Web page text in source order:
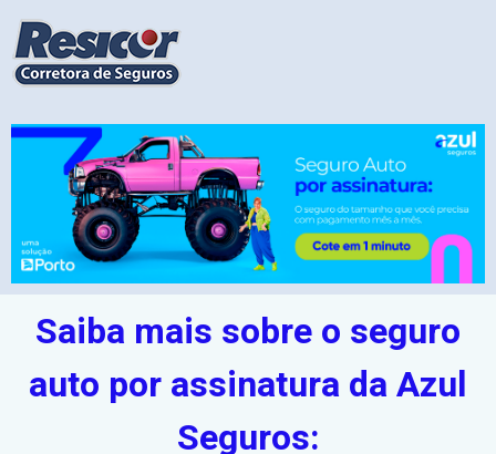
Saiba mais sobre o seguro
auto por assinatura da Azul
Seguros: